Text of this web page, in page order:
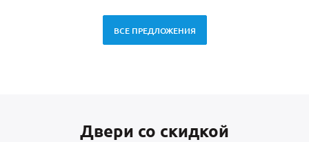
ВСЕ ПРЕДЛОЖЕНИЯ
Двери со скидкой